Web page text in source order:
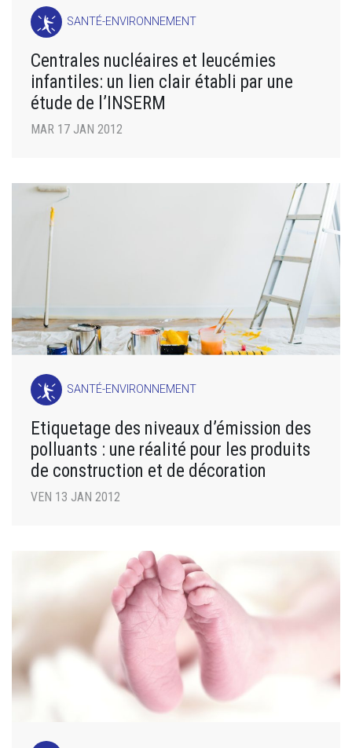
SANTÉ-ENVIRONNEMENT
Centrales nucléaires et leucémies
infantiles: un lien clair établi par une
étude de l’INSERM
MAR 17 JAN 2012
SANTÉ-ENVIRONNEMENT
Etiquetage des niveaux d’émission des
polluants : une réalité pour les produits
de construction et de décoration
VEN 13 JAN 2012